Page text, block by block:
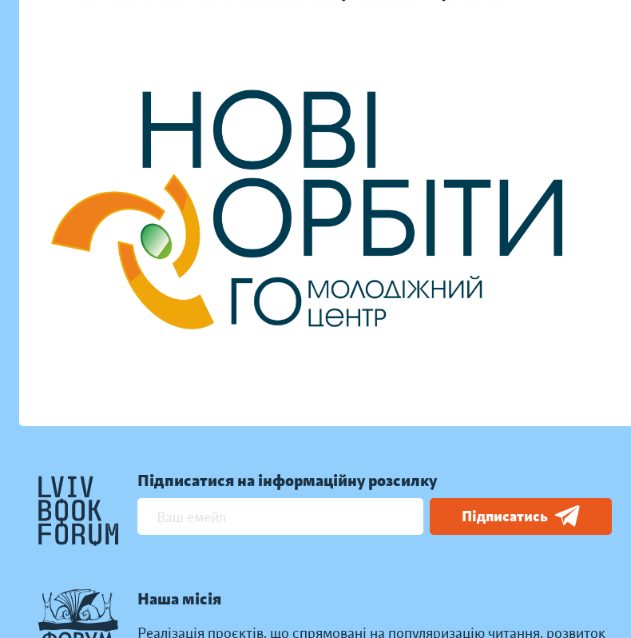
Підписатися на інформаційну розсилку
Підписатись
Наша місія
Реалізація проєктів, що спрямовані на популяризацію читання, розвиток